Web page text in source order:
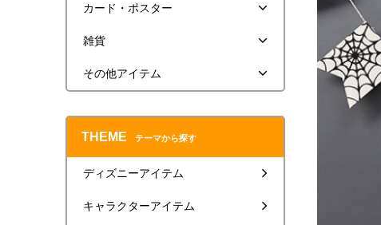
カード・ポスター
雑貨
その他アイテム
THEME テーマから探す
ディズニーアイテム
キャラクターアイテム